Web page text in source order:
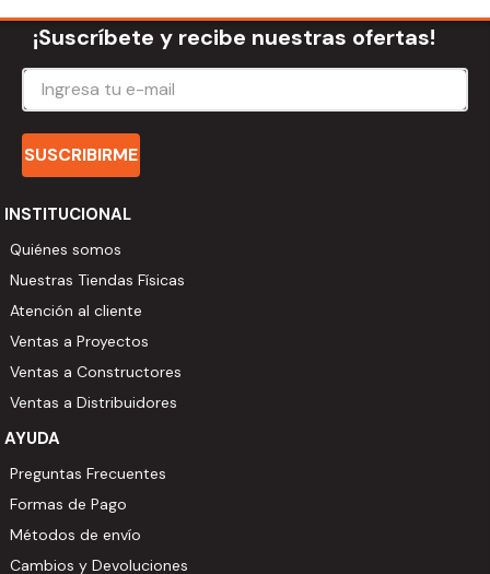
¡Suscríbete y recibe nuestras ofertas!
SUSCRIBIRME
INSTITUCIONAL
Quiénes somos
Nuestras Tiendas Físicas
Atención al cliente
Ventas a Proyectos
Ventas a Constructores
Ventas a Distribuidores
AYUDA
Preguntas Frecuentes
Formas de Pago
Métodos de envío
Cambios y Devoluciones